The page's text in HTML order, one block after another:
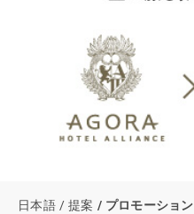
日本語 提案 プロモーション